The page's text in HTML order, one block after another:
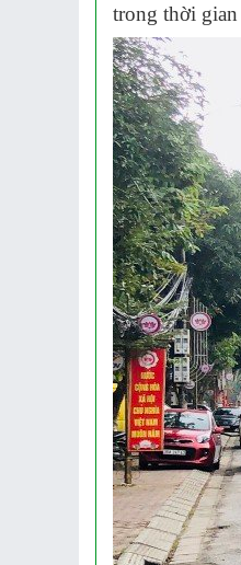
trong thời